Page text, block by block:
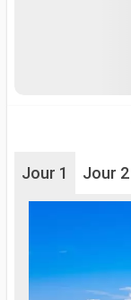
Jour 1 Jour 2